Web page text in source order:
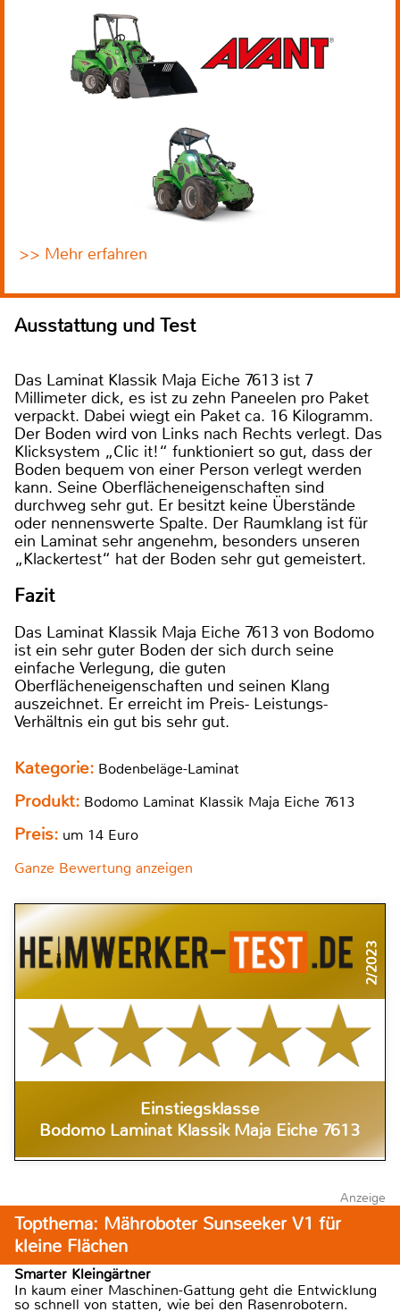
>> Mehr erfahren
Ausstattung und Test
Das Laminat Klassik Maja Eiche 7613 ist 7
Millimeter dick, es ist zu zehn Paneelen pro Paket
verpackt. Dabei wiegt ein Paket ca. 16 Kilogramm.
Der Boden wird von Links nach Rechts verlegt. Das
Klicksystem „Clic it!“ funktioniert so gut, dass der
Boden bequem von einer Person verlegt werden
kann. Seine Oberflächeneigenschaften sind
durchweg sehr gut. Er besitzt keine Überstände
oder nennenswerte Spalte. Der Raumklang ist für
ein Laminat sehr angenehm, besonders unseren
„Klackertest“ hat der Boden sehr gut gemeistert.
Fazit
Das Laminat Klassik Maja Eiche 7613 von Bodomo
ist ein sehr guter Boden der sich durch seine
einfache Verlegung, die guten
Oberflächeneigenschaften und seinen Klang
auszeichnet. Er erreicht im Preis- Leistungs-
Verhältnis ein gut bis sehr gut.
Kategorie: Bodenbeläge-Laminat
Produkt: Bodomo Laminat Klassik Maja Eiche 7613
Preis: um 14 Euro
Ganze Bewertung anzeigen
2/2023
Einstiegsklasse
Bodomo Laminat Klassik Maja Eiche 7613
Anzeige
Topthema: Mähroboter Sunseeker V1 für
kleine Flächen
Smarter Kleingärtner
In kaum einer Maschinen-Gattung geht die Entwicklung
so schnell von statten, wie bei den Rasenrobotern.